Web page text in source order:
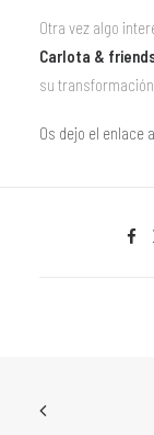
Otra vez algo
Carlota &
su
Os dejo el enlace